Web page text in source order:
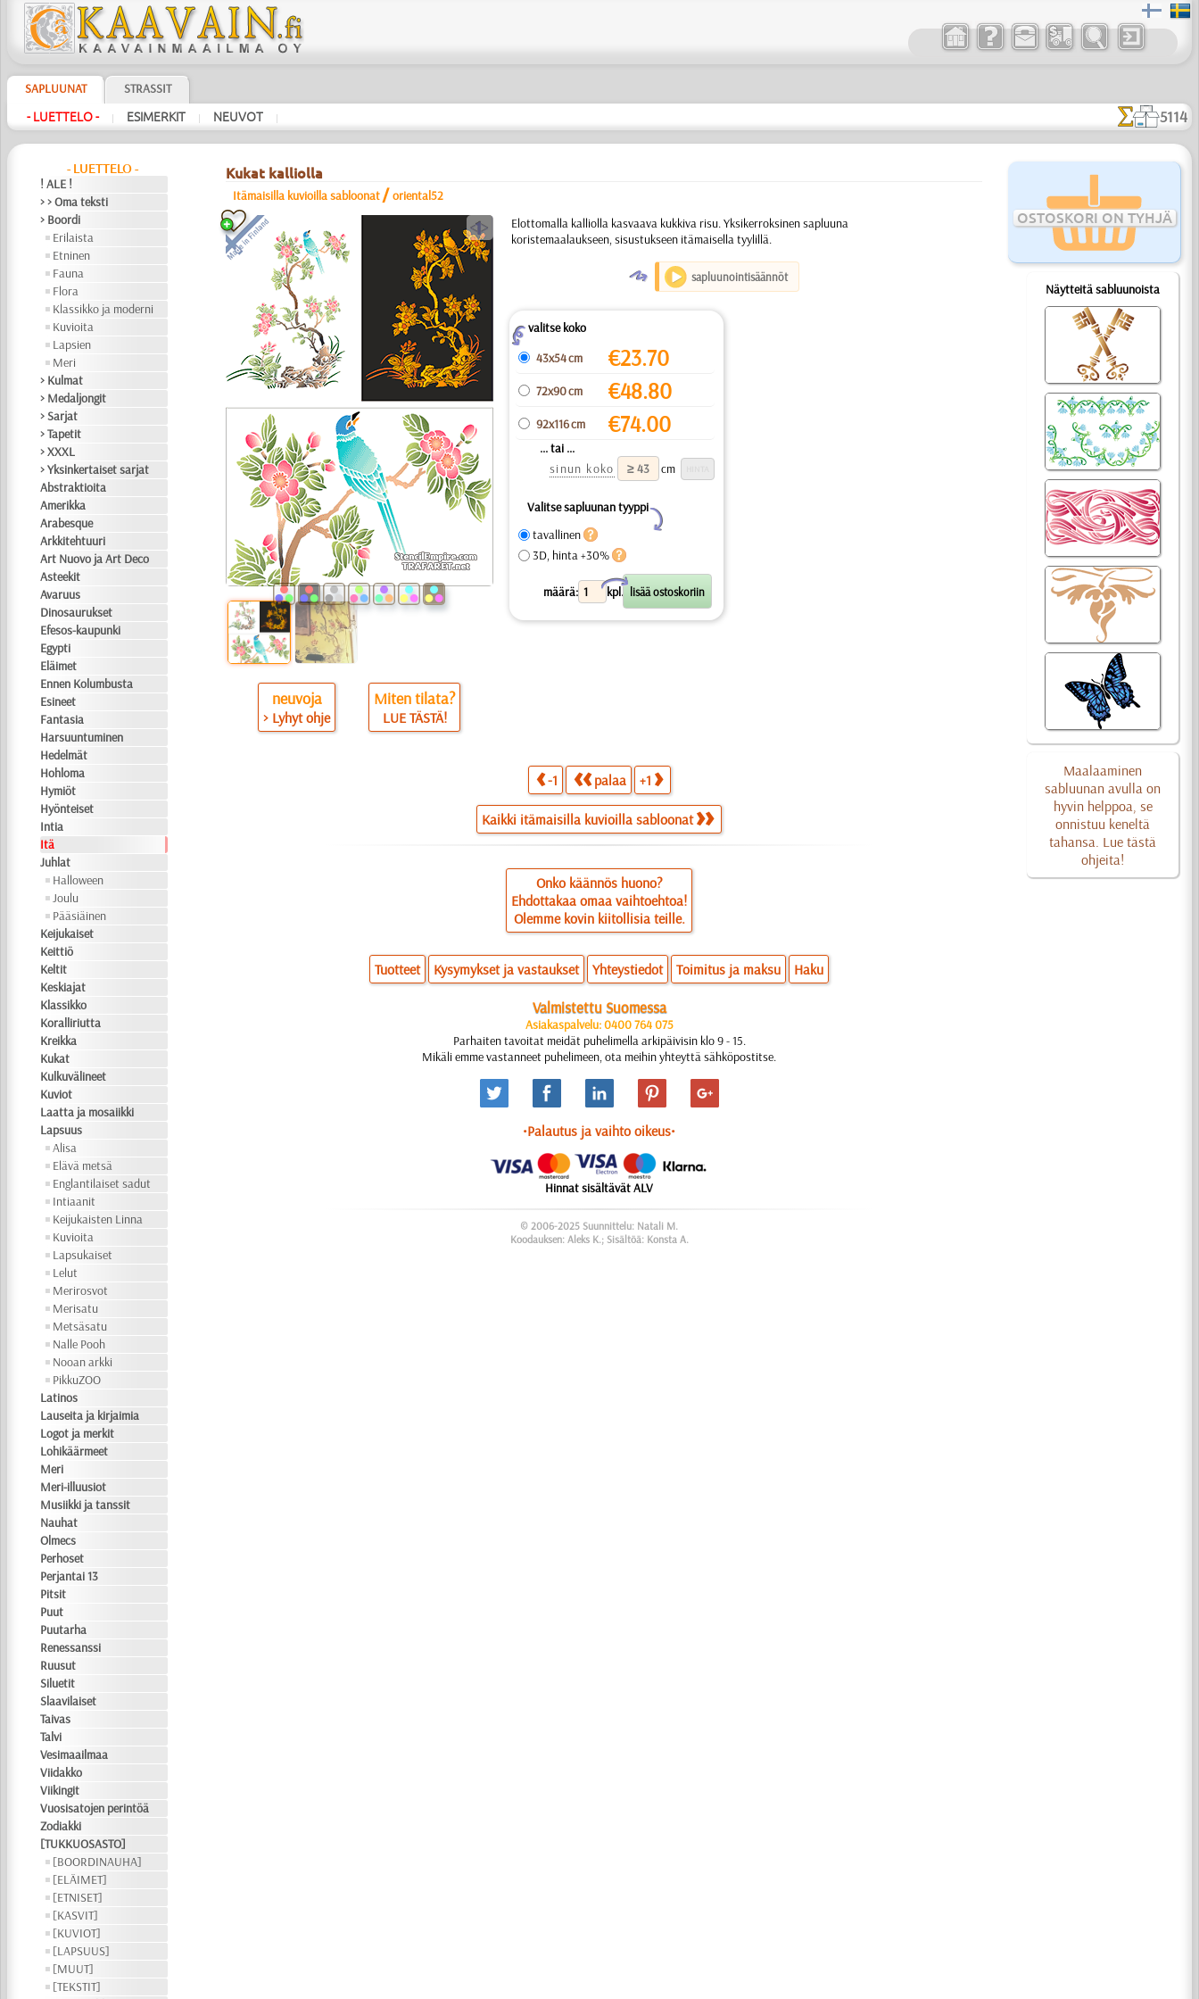
SAPLUUNAT STRASSIT
- LUETTELO - | ESIMERKIT | NEUVOT | 5114
- LUETTELO -
! ALE !
> > Oma teksti
> Boordi
Erilaista
Etninen
Fauna
Flora
Klassikko ja moderni
Kuvioita
Lapsien
Meri
> Kulmat
> Medaljongit
> Sarjat
> Tapetit
> XXXL
> Yksinkertaiset sarjat
Abstraktioita
Amerikka
Arabesque
Arkkitehtuuri
Art Nuovo ja Art Deco
Asteekit
Avaruus
Dinosaurukset
Efesos-kaupunki
Egypti
Eläimet
Ennen Kolumbusta
Esineet
Fantasia
Harsuuntuminen
Hedelmät
Hohloma
Hymiöt
Hyönteiset
Intia
Itä
Juhlat
Halloween
Joulu
Pääsiäinen
Keijukaiset
Keittiö
Keltit
Keskiajat
Klassikko
Koralliriutta
Kreikka
Kukat
Kulkuvälineet
Kuviot
Laatta ja mosaiikki
Lapsuus
Alisa
Elävä metsä
Englantilaiset sadut
Intiaanit
Keijukaisten Linna
Kuvioita
Lapsukaiset
Lelut
Merirosvot
Merisatu
Metsäsatu
Nalle Pooh
Nooan arkki
PikkuZOO
Latinos
Lauseita ja kirjaimia
Logot ja merkit
Lohikäärmeet
Meri
Meri-illuusiot
Musiikki ja tanssit
Nauhat
Olmecs
Perhoset
Perjantai 13
Pitsit
Puut
Puutarha
Renessanssi
Ruusut
Siluetit
Slaavilaiset
Taivas
Talvi
Vesimaailmaa
Viidakko
Viikingit
Vuosisatojen perintöä
Zodiakki
[TUKKUOSASTO]
[BOORDINAUHA]
[ELÄIMET]
[ETNISET]
[KASVIT]
[KUVIOT]
[LAPSUUS]
[MUUT]
[TEKSTIT]
OSTOSKORI ON TYHJÄ
Näytteitä sabluunoista
Maalaaminen
sabluunan avulla on
hyvin helppoa, se
onnistuu keneltä
tahansa. Lue tästä
ohjeita!
Kukat kalliolla
Itämaisilla kuvioilla sabloonat /oriental52
a
neuvoja
> Lyhyt ohje
Miten tilata?
LUE TÄSTÄ!
Elottomalla kalliolla kasvaava kukkiva risu. Yksikerroksinen sapluuna
koristemaalaukseen, sisustukseen itämaisella tyylillä.
O sapluunointisäännöt
Zvalitse koko
43x54 cm
€23.70
72x90 cm €48.80
92x116 cm €74.00
... tai ...
sinun koko
cm
Valitse sapluunan tyyppi
Y
tavallinen
3D, hinta +30%
määrä: kpl.
X
-1 palaa +1
Kaikki itämaisilla kuvioilla sabloonat
Onko käännös huono?
Ehdottakaa omaa vaihtoehtoa!
Olemme kovin kiitollisia teille.
Tuotteet Kysymykset ja vastaukset Yhteystiedot Toimitus ja maksu Haku
Valmistettu Suomessa
Asiakaspalvelu: 0400 764 075
Parhaiten tavoitat meidät puhelimella arkipäivisin klo 9 - 15.
Mikäli emme vastanneet puhelimeen, ota meihin yhteyttä sähköpostitse.
•Palautus ja vaihto oikeus•
Hinnat sisältävät ALV
© 2006-2025 Suunnittelu: Natali M.
Koodauksen: Aleks K.; Sisältöä: Konsta A.